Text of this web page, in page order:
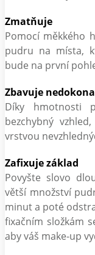
Zmatňuje
Pomocí měkkého
pudru na místa,
bude na první
Zbavuje
Díky hmotnosti
bezchybný
vrstvou
Zafixuje základ
Povyšte slovo
větší množství
minut a poté
fixačním složkám
aby váš make-up